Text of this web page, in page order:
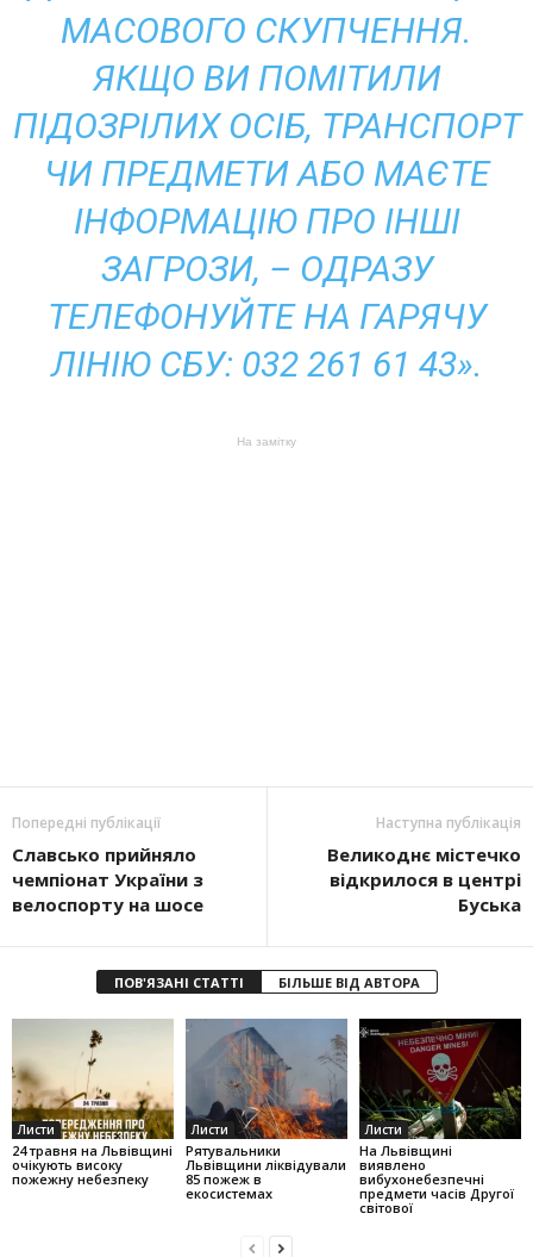
МАСОВОГО СКУПЧЕННЯ.
ЯКЩО ВИ ПОМІТИЛИ
ПІДОЗРІЛИХ ОСІБ, ТРАНСПОРТ
ЧИ ПРЕДМЕТИ АБО МАЄТЕ
ІНФОРМАЦІЮ ПРО ІНШІ
ЗАГРОЗИ, – ОДРАЗУ
ТЕЛЕФОНУЙТЕ НА ГАРЯЧУ
ЛІНІЮ СБУ: 032 261 61 43».
На замітку
Попередні публікації
Славсько прийняло
чемпіонат України з
велоспорту на шосе
Наступна публікація
Великоднє містечко
відкрилося в центрі
Буська
ПОВ'ЯЗАНІ СТАТТІ БІЛЬШЕ ВІД АВТОРА
Листи
24 травня на Львівщині
очікують високу
пожежну небезпеку
Листи
Рятувальники
Львівщини ліквідували
85 пожеж в
екосистемах
Листи
На Львівщині
виявлено
вибухонебезпечні
предмети часів Другої
світової